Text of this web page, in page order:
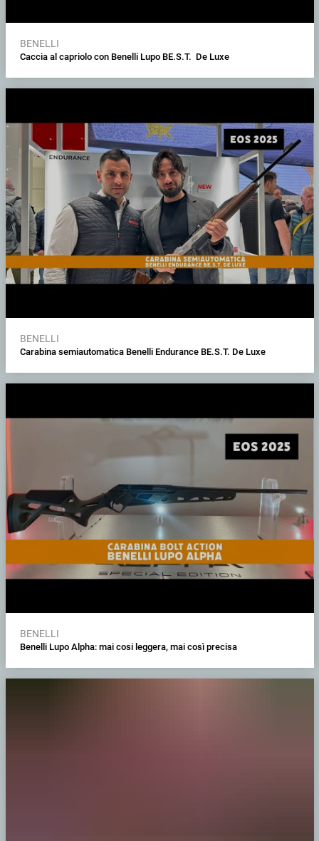
BENELLI
Caccia al capriolo con Benelli Lupo BE.S.T. De Luxe
BENELLI
Carabina semiautomatica Benelli Endurance BE.S.T. De Luxe
BENELLI
Benelli Lupo Alpha: mai cosi leggera, mai così precisa